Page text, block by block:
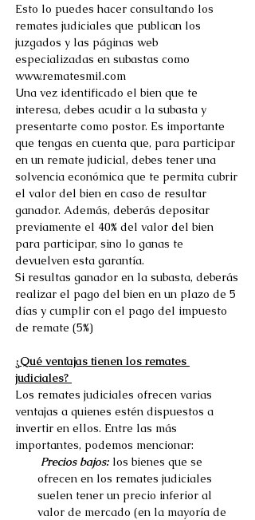
Esto lo puedes hacer consultando los
remates judiciales que publican los
juzgados y las páginas web
especializadas en subastas como
www.rematesmil.com
Una vez identificado el bien que te
interesa, debes acudir a la subasta y
presentarte como postor. Es importante
que tengas en cuenta que, para participar
en un remate judicial, debes tener una
solvencia económica que te permita cubrir
el valor del bien en caso de resultar
ganador. Además, deberás depositar
previamente el 40% del valor del bien
para participar, sino lo ganas te
devuelven esta garantía.
Si resultas ganador en la subasta, deberás
realizar el pago del bien en un plazo de 5
días y cumplir con el pago del impuesto
de remate (5%)
¿Qué ventajas tienen los remates
judiciales?
Los remates judiciales ofrecen varias
ventajas a quienes estén dispuestos a
invertir en ellos. Entre las más
importantes, podemos mencionar:
Precios bajos: los bienes que se
ofrecen en los remates judiciales
suelen tener un precio inferior al
valor de mercado (en la mayoría de